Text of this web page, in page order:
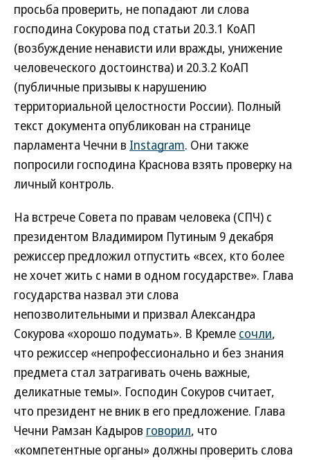
просьба проверить, не попадают ли слова
господина Сокурова под статьи 20.3.1 КоАП
(возбуждение ненависти или вражды, унижение
человеческого достоинства) и 20.3.2 КоАП
(публичные призывы к нарушению
территориальной целостности России). Полный
текст документа опубликован на странице
парламента Чечни в Instagram. Они также
попросили господина Краснова взять проверку на
личный контроль.
На встрече Совета по правам человека (СПЧ) с
президентом Владимиром Путиным 9 декабря
режиссер предложил отпустить «всех, кто более
не хочет жить с нами в одном государстве». Глава
государства назвал эти слова
непозволительными и призвал Александра
Сокурова «хорошо подумать». В Кремле сочли,
что режиссер «непрофессионально и без знания
предмета стал затрагивать очень важные,
деликатные темы». Господин Сокуров считает,
что президент не вник в его предложение. Глава
Чечни Рамзан Кадыров говорил, что
«компетентные органы» должны проверить слова